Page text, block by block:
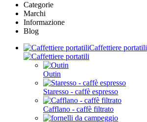
Categorie
Marchi
Informazione
Blog
Caffettiere portatili
Outin
Staresso - caffè espresso
Cafflano - caffè filtrato